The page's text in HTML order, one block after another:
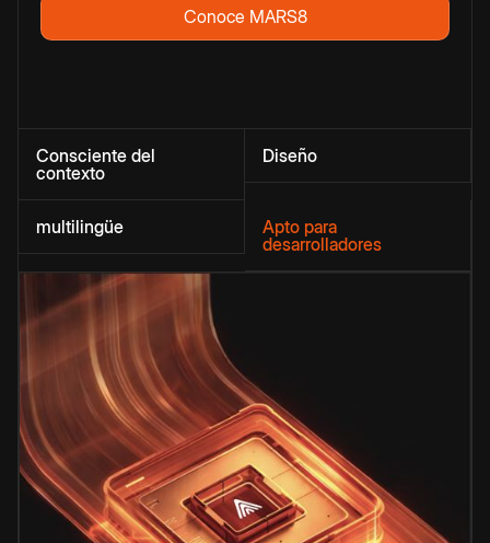
Conoce MARS8
Consciente del
contexto
Diseño
multilingüe
Apto para
desarrolladores